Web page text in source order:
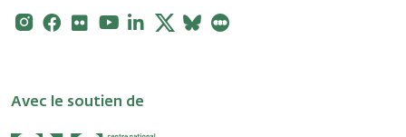
Instagram
Facebook
FlickrYoutubeLinkedin
X Bluesky
Avec le soutien de